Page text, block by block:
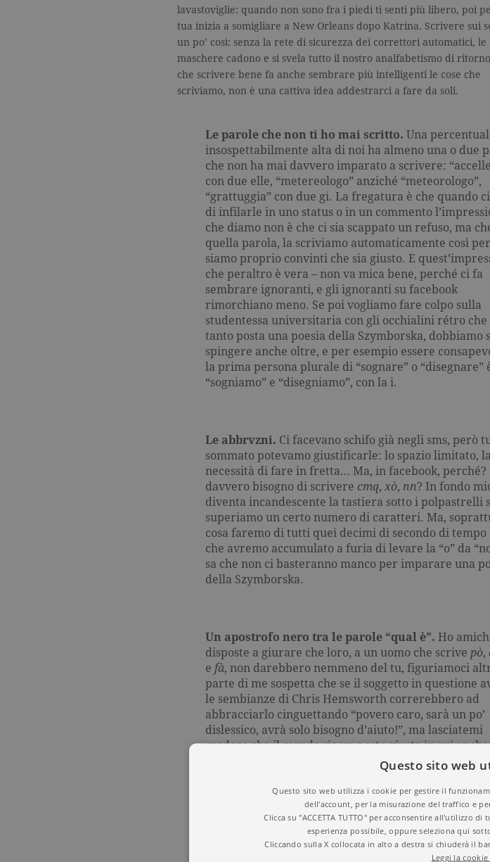
lavastoviglie: quando non sono fra i piedi ti senti più libero, poi
tua inizia a somigliare a New Orleans dopo Katrina. Scrivere sui
un po’ così: senza la rete di sicurezza dei correttori automatici, le
maschere cadono e si svela tutto il nostro analfabetismo di
che scrivere bene fa anche sembrare più intelligenti le cose che
scriviamo, non è una cattiva idea addestrarci a fare da soli.
Le parole che non ti ho mai scritto. Una
insospettabilmente alta di noi ha almeno una o due
che non ha mai davvero imparato a scrivere:
con due elle, “metereologo” anziché “meteorologo”,
“grattuggia” con due gi. La fregatura è che quando
di infilarle in uno status o in un commento
che diamo non è che ci sia scappato un refuso, ma
quella parola, la scriviamo automaticamente così
siamo proprio convinti che sia giusto. E
che peraltro è vera – non va mica bene, perché ci fa
sembrare ignoranti, e gli ignoranti su facebook
rimorchiano meno. Se poi vogliamo fare colpo sulla
studentessa universitaria con gli occhialini rétro che
tanto posta una poesia della Szymborska, dobbiamo
spingere anche oltre, e per esempio essere
la prima persona plurale di “sognare” o “disegnare”
“sogniamo” e “disegniamo”, con la i.
Le abbrvzni. Ci facevano schifo già negli sms, però
sommato potevamo giustificarle: lo spazio limitato, la
necessità di fare in fretta… Ma, in facebook, perché?
davvero bisogno di scrivere cmq, xò, nn? In fondo
diventa incandescente la tastiera sotto i polpastrelli
superiamo un certo numero di caratteri. Ma,
cosa faremo di tutti quei decimi di secondo di
che avremo accumulato a furia di levare la “o” da
sa che non ci basteranno manco per imparare una
della Szymborska.
Un apostrofo nero tra le parole “qual è”. Ho
disposte a giurare che loro, a un uomo che scrive pò,
e fà, non darebbero nemmeno del tu, figuriamoci
parte di me sospetta che se il soggetto in questione
le sembianze di Chris Hemsworth correrebbero ad
abbracciarlo cinguettando “povero caro, sarà un po’
dislessico, avrà solo bisogno d’aiuto!”, ma lasciatemi
credere che il mondo sia un posto giusto in cui
grammatica ha un suo sex appeal. E comunque, via,
qual è
che ho appena dovuto scrivere “Chris Hemsworth”.
Puntini puntini.Okay, nella vita bisogna saper
Questo sito web
Questo sito web utilizza i cookie per gestire il
dell'account, per la misurazione del traffico e
Clicca su "ACCETTA TUTTO" per acconsentire all'utilizzo
esperienza possibile, oppure seleziona qui
Cliccando sulla X collocata in alto a destra si chiuderà il
Leggi la